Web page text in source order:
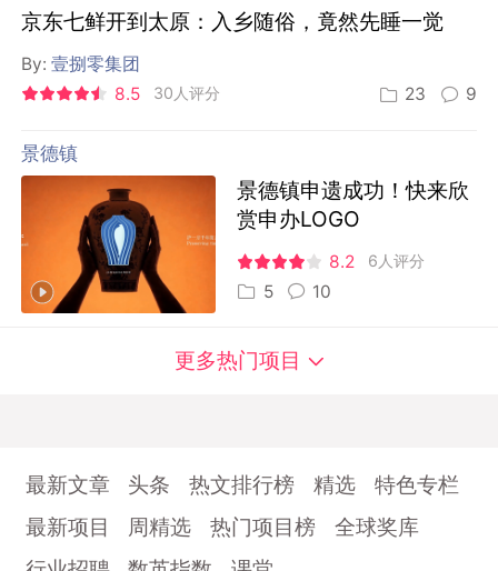
京东七鲜开到太原：入乡随俗，竟然先睡一觉
By:壹捌零集团
8.5
30人评分 23 9
景德镇
景德镇申遗成功！快来欣
赏申办LOGO
8.2 6人评分
5 10
更多热门项目
最新文章 头条 热文排行榜 精选
特色专栏
最新项目
周精选 热门项目榜
全球奖库